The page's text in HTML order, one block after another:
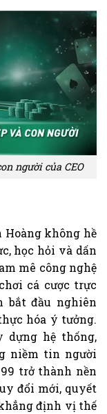
người của CEO
không hề
học hỏi và dấn
mê công nghệ
cá cược trực
bắt đầu nghiên
hóa ý tưởng.
dựng hệ thống,
niềm tin người
trở thành nền
đổi mới, quyết
định vị thế